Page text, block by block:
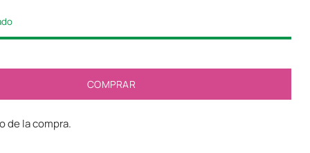
COMPRAR
de la compra.